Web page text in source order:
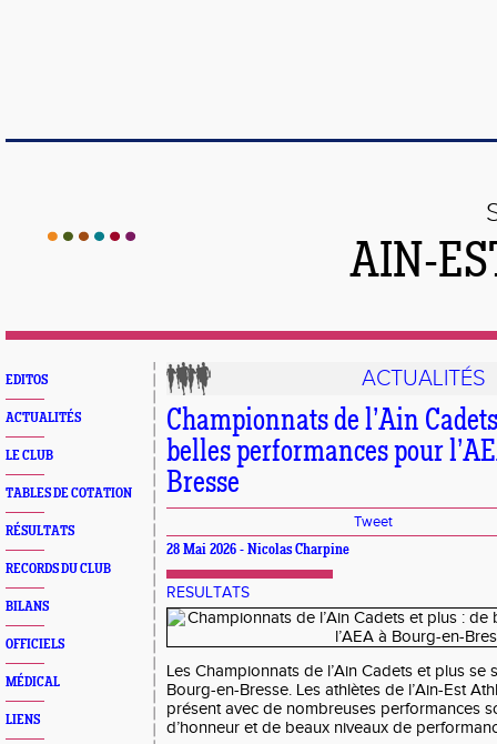
AIN-
EDITOS
ACTUALITÉS
LE CLUB
TABLES DE COTATION
RÉSULTATS
RECORDS DU CLUB
BILANS
OFFICIELS
MÉDICAL
LIENS
ACTUALITÉS
Championnats de l’Ain
belles performances pour
Bresse
Tweet
28 Mai 2026 - Nicolas Charpine
RESULTATS
Les Championnats de l’Ain Cadets et plus
Bourg-en-Bresse. Les athlètes de l’Ain-Est
présent avec de nombreuses performances
d’honneur et de beaux niveaux de